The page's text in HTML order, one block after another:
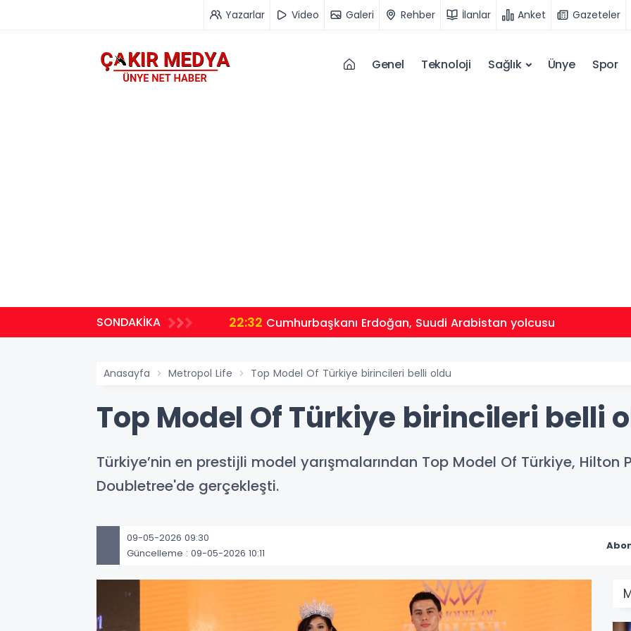
Yazarlar Video Galeri Rehber İlanlar Anket Gazeteler
Genel Teknoloji Sağlık Ünye Spor
SONDAKİKA 22:32 Cumhurbaşkanı Erdoğan, Suudi Arabistan yolcusu
Anasayfa Metropol Life Top Model Of Türkiye birincileri belli oldu
Top Model Of Türkiye birincileri belli
Türkiye’nin en prestijli model yarışmalarından Top Model Of Türkiye, Hilton
Doubletree'de gerçekleşti.
09-05-2026 09:30
Güncelleme : 09-05-2026 10:11